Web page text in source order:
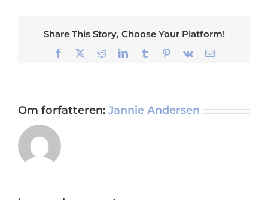
Share This Story, Choose Your Platform!
Facebook
X RedditLinkedInTumblrPinterest
Vk
E-
Om forfatteren: Jannie Andersen